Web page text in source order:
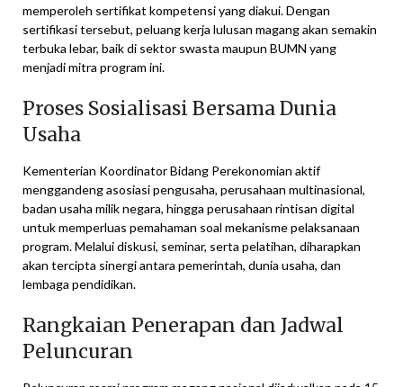
memperoleh sertifikat kompetensi yang diakui. Dengan
sertifikasi tersebut, peluang kerja lulusan magang akan semakin
terbuka lebar, baik di sektor swasta maupun BUMN yang
menjadi mitra program ini.
Proses Sosialisasi Bersama Dunia
Usaha
Kementerian Koordinator Bidang Perekonomian aktif
menggandeng asosiasi pengusaha, perusahaan multinasional,
badan usaha milik negara, hingga perusahaan rintisan digital
untuk memperluas pemahaman soal mekanisme pelaksanaan
program. Melalui diskusi, seminar, serta pelatihan, diharapkan
akan tercipta sinergi antara pemerintah, dunia usaha, dan
lembaga pendidikan.
Rangkaian Penerapan dan Jadwal
Peluncuran